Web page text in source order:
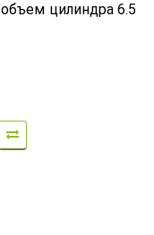
объем цилиндра 6.5